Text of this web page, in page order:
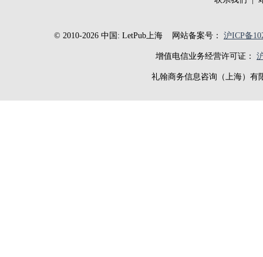
© 2010-2026 中国: LetPub上海网站备案号： 沪ICP备
增值电信业务经营许可证：
礼翰商务信息咨询（上海）